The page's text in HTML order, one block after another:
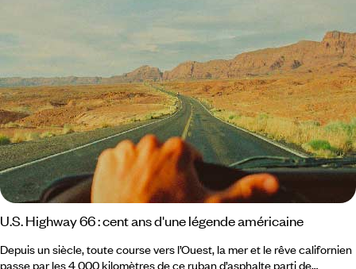
U.S. Highway 66 : cent ans d'une légende américaine
Depuis un siècle, toute course vers l’Ouest, la mer et le rêve californien
passe par les 4 000 kilomètres de ce ruban d’asphalte parti de